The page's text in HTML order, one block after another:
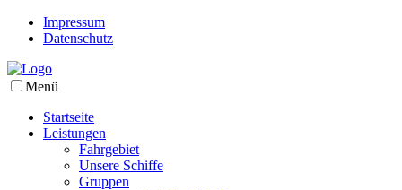
Impressum
Datenschutz
Menü
Startseite
Leistungen
Fahrgebiet
Unsere Schiffe
Gruppen